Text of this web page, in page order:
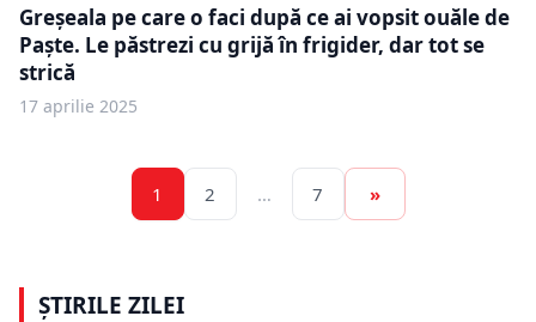
Greșeala pe care o faci după ce ai vopsit ouăle de
Paște. Le păstrezi cu grijă în frigider, dar tot se
strică
17 aprilie 2025
1 2 … 7 »
ȘTIRILE ZILEI